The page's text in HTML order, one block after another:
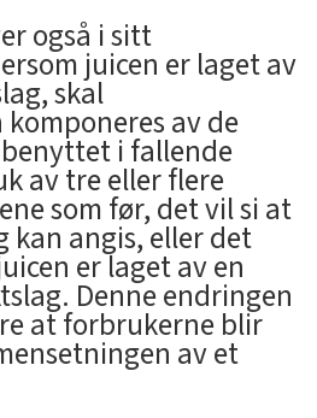
også i sitt
juicen er laget av
skal
av de
i fallende
av tre eller flere
som før, det vil si at
angis, eller det
er laget av en
Denne endringen
at forbrukerne blir
av et